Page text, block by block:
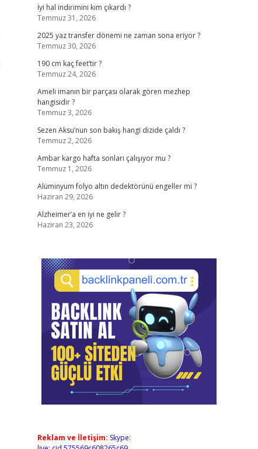
İyi hal indirimini kim çıkardı ?
Temmuz 31, 2026
2025 yaz transfer dönemi ne zaman sona eriyor ?
Temmuz 30, 2026
190 cm kaç feet’tir ?
Temmuz 24, 2026
Ameli imanın bir parçası olarak gören mezhep
hangisidir ?
Temmuz 3, 2026
Sezen Aksu’nun son bakış hangi dizide çaldı ?
Temmuz 2, 2026
Ambar kargo hafta sonları çalışıyor mu ?
Temmuz 1, 2026
Alüminyum folyo altın dedektörünü engeller mi ?
Haziran 29, 2026
Alzheimer’a en iyi ne gelir ?
Haziran 23, 2026
Reklam ve İletişim: Skype: